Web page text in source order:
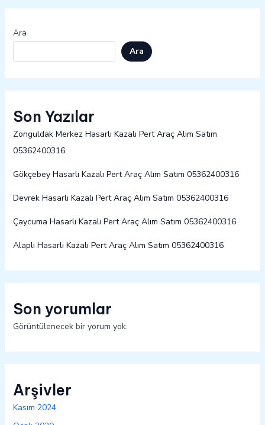
Ara
Ara
Son Yazılar
Zonguldak Merkez Hasarlı Kazalı Pert Araç Alım Satım
05362400316
Gökçebey Hasarlı Kazalı Pert Araç Alım Satım 05362400316
Devrek Hasarlı Kazalı Pert Araç Alım Satım 05362400316
Çaycuma Hasarlı Kazalı Pert Araç Alım Satım 05362400316
Alaplı Hasarlı Kazalı Pert Araç Alım Satım 05362400316
Son yorumlar
Görüntülenecek bir yorum yok.
Arşivler
Kasım 2024